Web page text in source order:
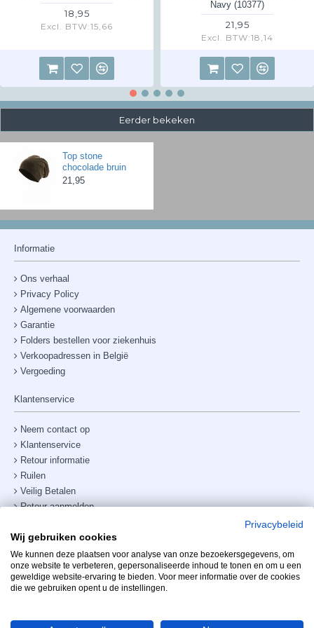
18,95
Excl. BTW:15,66
Navy (10377)
21,95
Excl. BTW:18,14
Eerder bekeken
Top stone
chocolade bruin
21,95
Informatie
Ons verhaal
Privacy Policy
Algemene voorwaarden
Garantie
Folders bestellen voor ziekenhuis
Verkoopadressen in België
Vergoeding
Klantenservice
Neem contact op
Klantenservice
Retour informatie
Ruilen
Veilig Betalen
Retour aanmelden
Site map
Telefoonnummer:+31238882885
Mijn account
Privacybeleid
Wij gebruiken cookies
We kunnen deze plaatsen voor analyse van onze bezoekersgegevens, om
onze website te verbeteren, gepersonaliseerde inhoud te tonen en om u een
geweldige website-ervaring te bieden. Voor meer informatie over de cookies
die we gebruiken opent u de instellingen.